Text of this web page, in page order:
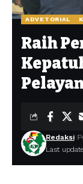
ADVETORIAL
Raih
Last
Redaksi